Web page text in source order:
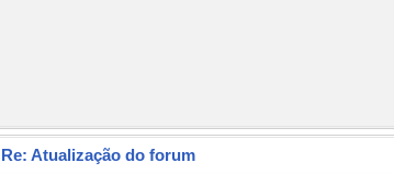
Re: Atualização do forum